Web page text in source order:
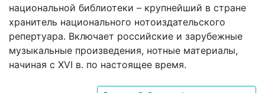
национальной библиотеки – крупнейший в стране
хранитель национального нотоиздательского
репертуара. Включает российские и зарубежные
музыкальные произведения, нотные материалы,
начиная с XVI в. по настоящее время.